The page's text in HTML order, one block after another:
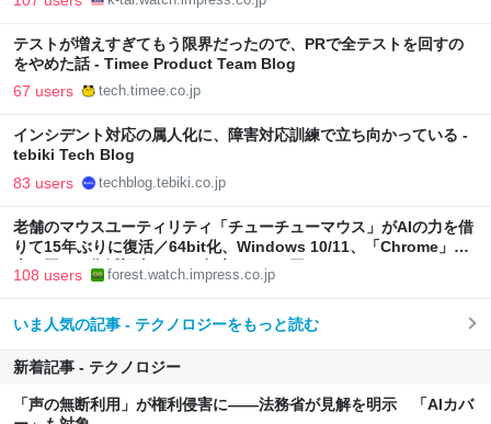
テストが増えすぎてもう限界だったので、PRで全テストを回すの
をやめた話 - Timee Product Team Blog
67 users tech.timee.co.jp
インシデント対応の属人化に、障害対応訓練で立ち向かっている -
tebiki Tech Blog
83 users techblog.tebiki.co.jp
老舗のマウスユーティリティ「チューチューマウス」がAIの力を借
りて15年ぶりに復活／64bit化、Windows 10/11、「Chrome」も
走り回る。復活記念で2026年末まで500円
108 users forest.watch.impress.co.jp
いま人気の記事 - テクノロジーをもっと読む
新着記事 - テクノロジー
「声の無断利用」が権利侵害に――法務省が見解を明示 「AIカバ